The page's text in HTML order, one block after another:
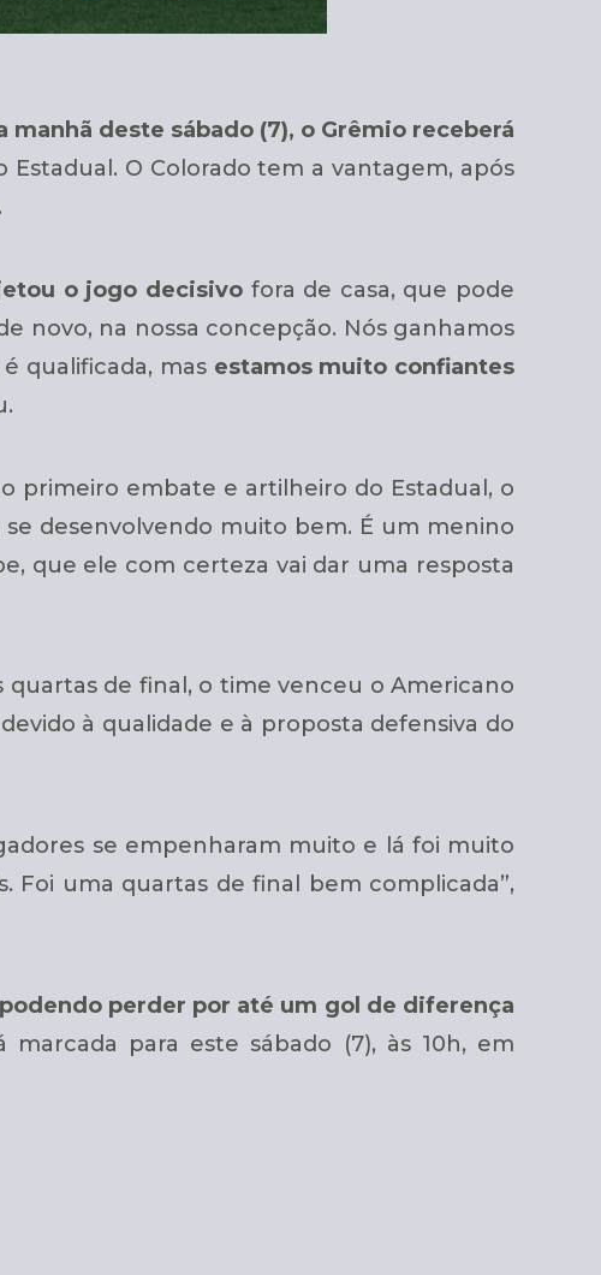
manhã deste sábado (7), o Grêmio receberá
Estadual. O Colorado tem a vantagem, após
o jogo decisivofora de casa, que pode
novo, na nossa concepção. Nós ganhamos
qualificada, mas estamos muito confiantes
primeiro embate e artilheiro do Estadual, o
desenvolvendo muito bem. É um menino
que ele com certeza vai dar uma resposta
de final, o time venceu o Americano
à qualidade e à proposta defensiva do
se empenharam muito e lá foi muito
Foi uma quartas de final bem complicada”,
perder por até um gol de diferença
para este sábado (7), às 10h, em